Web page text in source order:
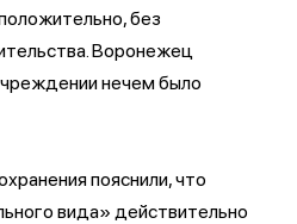
без
Воронежец
нечем было
пояснили, что
вида» действительно